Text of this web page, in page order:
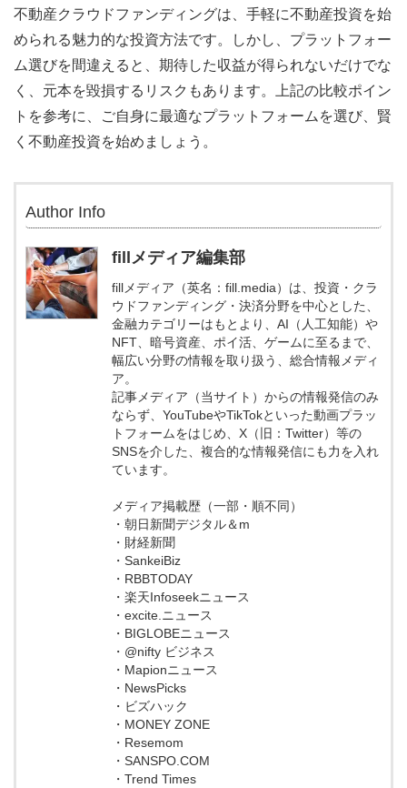
不動産クラウドファンディングは、手軽に不動産投資を始
められる魅力的な投資方法です。しかし、プラットフォー
ム選びを間違えると、期待した収益が得られないだけでな
く、元本を毀損するリスクもあります。上記の比較ポイン
トを参考に、ご自身に最適なプラットフォームを選び、賢
く不動産投資を始めましょう。
Author Info
fillメディア編集部
fillメディア（英名：fill.media）は、投資・クラ
ウドファンディング・決済分野を中心とした、
金融カテゴリーはもとより、AI（人工知能）や
NFT、暗号資産、ポイ活、ゲームに至るまで、
幅広い分野の情報を取り扱う、総合情報メディ
ア。
記事メディア（当サイト）からの情報発信のみ
ならず、YouTubeやTikTokといった動画プラッ
トフォームをはじめ、X（旧：Twitter）等の
SNSを介した、複合的な情報発信にも力を入れ
ています。
メディア掲載歴（一部・順不同）
・朝日新聞デジタル＆m
・財経新聞
・SankeiBiz
・RBBTODAY
・楽天Infoseekニュース
・excite.ニュース
・BIGLOBEニュース
・@nifty ビジネス
・Mapionニュース
・NewsPicks
・ビズハック
・MONEY ZONE
・Resemom
・SANSPO.COM
・Trend Times